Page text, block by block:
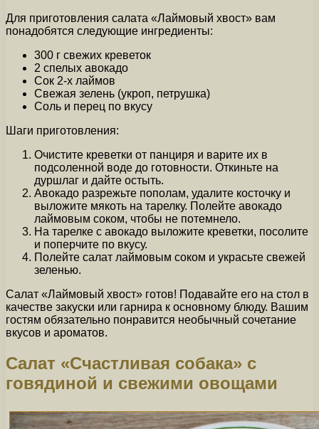
Для приготовления салата «Лаймовый хвост» вам
понадобятся следующие ингредиенты:
300 г свежих креветок
2 спелых авокадо
Сок 2-х лаймов
Свежая зелень (укроп, петрушка)
Соль и перец по вкусу
Шаги приготовления:
Очистите креветки от панциря и варите их в
подсоленной воде до готовности. Откиньте на
дуршлаг и дайте остыть.
Авокадо разрежьте пополам, удалите косточку и
выложите мякоть на тарелку. Полейте авокадо
лаймовым соком, чтобы не потемнело.
На тарелке с авокадо выложите креветки, посолите
и поперчите по вкусу.
Полейте салат лаймовым соком и украсьте свежей
зеленью.
Салат «Лаймовый хвост» готов! Подавайте его на стол в
качестве закуски или гарнира к основному блюду. Вашим
гостям обязательно понравится необычный сочетание
вкусов и ароматов.
Салат «Счастливая собака» с
говядиной и свежими овощами